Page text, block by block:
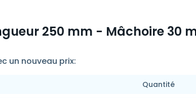
250 mm - Mâchoire 30
un nouveau prix:
Quantité